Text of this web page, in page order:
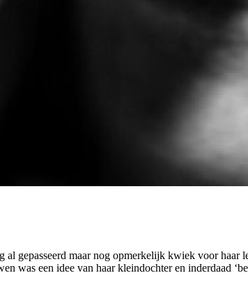
was een idee van haar kleindochter en inderdaad